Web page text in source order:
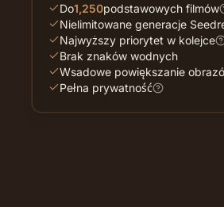
Do1,250podstawowych filmów
Nielimitowane generacje
Najwyższy priorytet w kolejce
Brak znaków wodnych
Wsadowe powiększanie
Pełna prywatność